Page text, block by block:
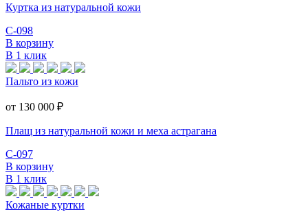
Куртка из натуральной кожи
С-098
В корзину
В 1 клик
Пальто из кожи
от 130 000 ₽
Плащ из натуральной кожи и меха астрагана
С-097
В корзину
В 1 клик
Кожаные куртки